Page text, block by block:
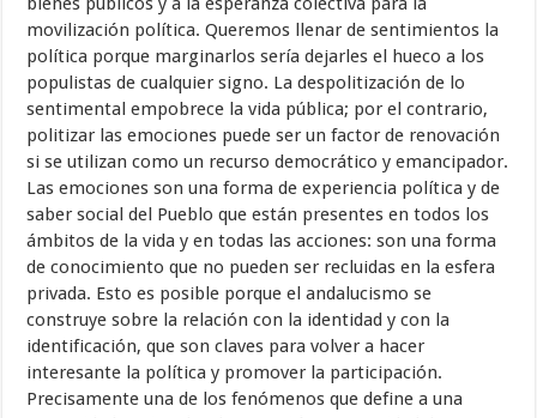
movilización política. Queremos llenar de sentimientos la
política porque marginarlos sería dejarles el hueco a los
populistas de cualquier signo. La despolitización de lo
sentimental empobrece la vida pública; por el contrario,
politizar las emociones puede ser un factor de renovación
si se utilizan como un recurso democrático y emancipador.
Las emociones son una forma de experiencia política y de
saber social del Pueblo que están presentes en todos los
ámbitos de la vida y en todas las acciones: son una forma
de conocimiento que no pueden ser recluidas en la esfera
privada. Esto es posible porque el andalucismo se
construye sobre la relación con la identidad y con la
identificación, que son claves para volver a hacer
interesante la política y promover la participación.
Precisamente una de los fenómenos que define a una